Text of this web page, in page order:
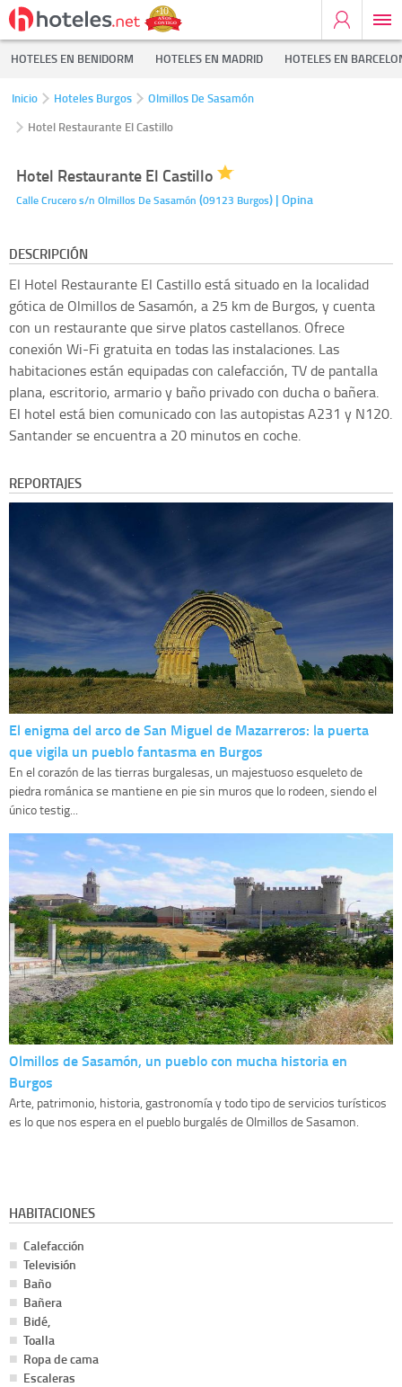
HOTELES EN BENIDORM HOTELES EN MADRID HOTELES EN
Inicio Hoteles Burgos
Olmillos De Sasamón
Hotel Restaurante El Castillo
Hotel Restaurante El Castillo
Calle Crucero s/n Olmillos De Sasamón (09123 Burgos) | Opina
DESCRIPCIÓN
El Hotel Restaurante El Castillo está situado en la localidad
gótica de Olmillos de Sasamón, a 25 km de Burgos, y cuenta
con un restaurante que sirve platos castellanos. Ofrece
conexión Wi-Fi gratuita en todas las instalaciones. Las
habitaciones están equipadas con calefacción, TV de pantalla
plana, escritorio, armario y baño privado con ducha o bañera.
El hotel está bien comunicado con las autopistas A231 y N120.
Santander se encuentra a 20 minutos en coche.
REPORTAJES
El enigma del arco de San Miguel de Mazarreros: la puerta
que vigila un pueblo fantasma en Burgos
En el corazón de las tierras burgalesas, un majestuoso esqueleto de
piedra románica se mantiene en pie sin muros que lo rodeen, siendo el
único testig...
Olmillos de Sasamón, un pueblo con mucha historia en
Burgos
Arte, patrimonio, historia, gastronomía y todo tipo de servicios turísticos
es lo que nos espera en el pueblo burgalés de Olmillos de Sasamon.
HABITACIONES
Calefacción
Televisión
Baño
Bañera
Bidé,
Toalla
Ropa de cama
Escaleras